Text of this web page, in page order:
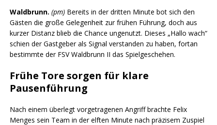
Waldbrunn. (pm) Bereits in der dritten Minute bot sich den
Gästen die große Gelegenheit zur frühen Führung, doch aus
kurzer Distanz blieb die Chance ungenutzt. Dieses „Hallo wach“
schien der Gastgeber als Signal verstanden zu haben, fortan
bestimmte der FSV Waldbrunn II das Spielgeschehen.
Frühe Tore sorgen für klare
Pausenführung
Nach einem überlegt vorgetragenen Angriff brachte Felix
Menges sein Team in der elften Minute nach präzisem Zuspiel